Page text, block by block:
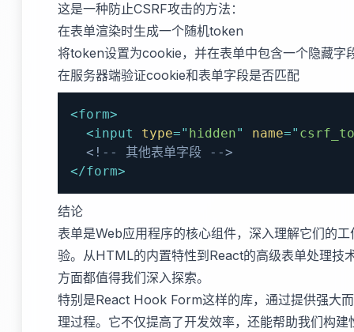
这是一种防止CSRF攻击的方法：
在表单渲染时生成一个随机token
将token设置为cookie，并在表单中包含一个隐藏字
在服务器端验证cookie和表单字段是否匹配
<form>
<input type=" hidden" name="
<!-- 其他表单字段 -->
</form>
结论
表单是Web应用程序的核心组件，深入理解它们的
验。从HTML的内置特性到React的高级表单处理技
方面都值得我们深入探索。
特别是React Hook Form这样的库，通过提供强大
理过程。它不仅提高了开发效率，还能帮助我们构